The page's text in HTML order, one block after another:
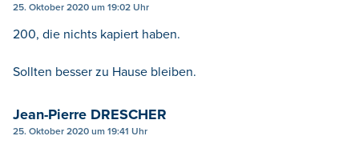
25. Oktober 2020 um 19:02 Uhr
200, die nichts kapiert haben.
Sollten besser zu Hause bleiben.
Jean-Pierre DRESCHER
25. Oktober 2020 um 19:41 Uhr